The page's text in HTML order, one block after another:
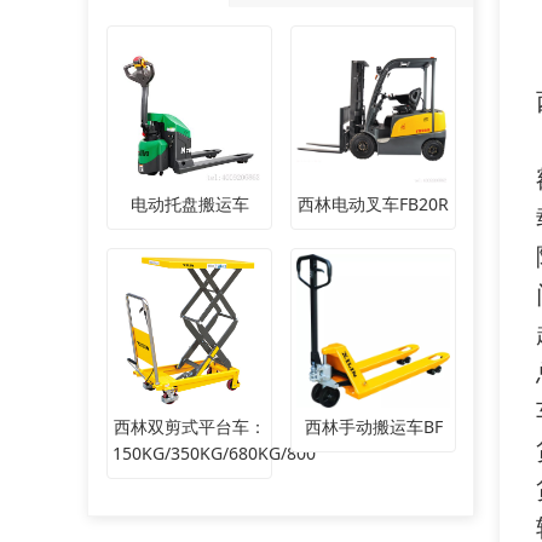
电动托盘搬运车 西林电动叉车FB20R
西林双剪式平台车：
150KG/350KG/680KG/800
西林手动搬运车BF